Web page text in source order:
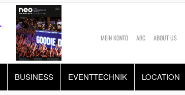
MEIN KONTO ABC ABOUT US
BUSINESS EVENTTECHNIK LOCATION